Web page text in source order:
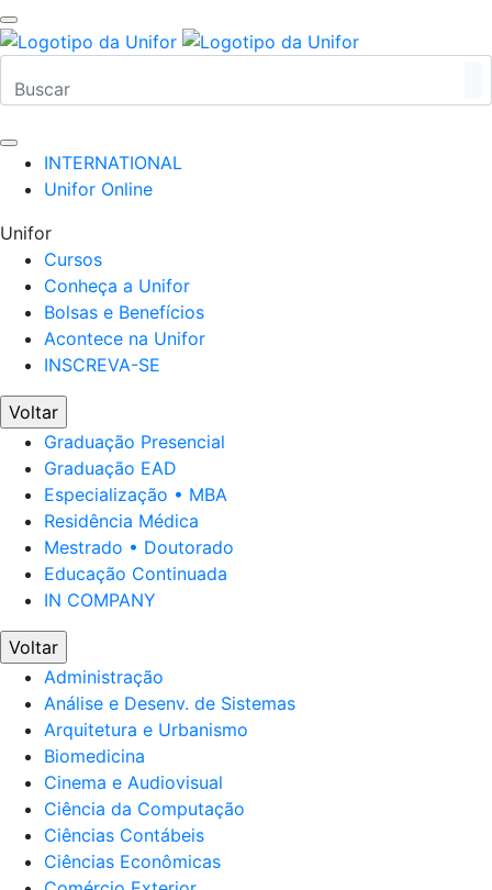
INTERNATIONAL
Unifor Online
Unifor
Cursos
Conheça a Unifor
Bolsas e Benefícios
Acontece na Unifor
INSCREVA-SE
Voltar
Graduação Presencial
Graduação EAD
Especialização • MBA
Residência Médica
Mestrado • Doutorado
Educação Continuada
IN COMPANY
Voltar
Administração
Análise e Desenv. de Sistemas
Arquitetura e Urbanismo
Biomedicina
Cinema e Audiovisual
Ciência da Computação
Ciências Contábeis
Ciências Econômicas